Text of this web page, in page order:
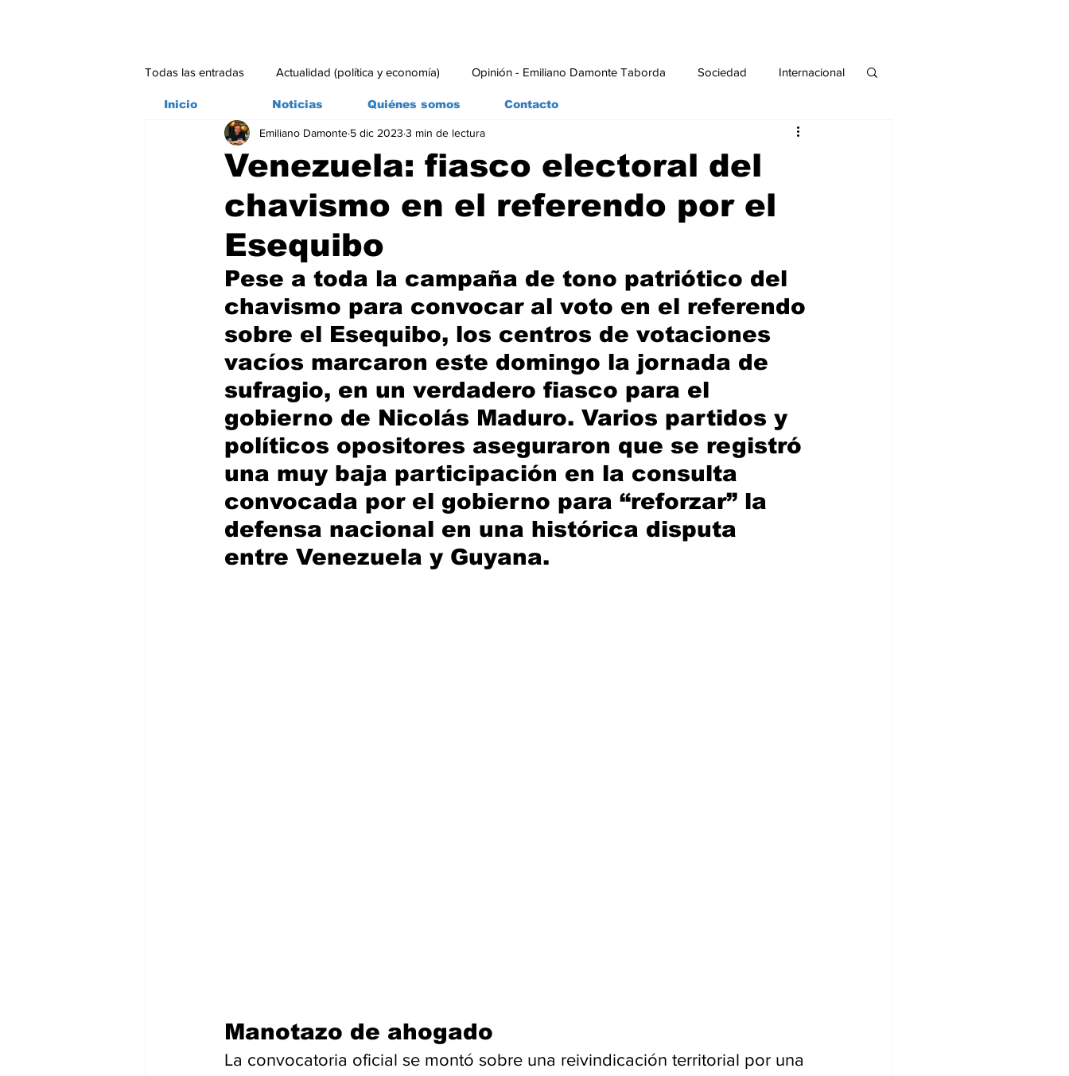
Todas las entradas Actualidad (política y economía) Opinión - Emiliano Damonte Taborda Sociedad Internacional
Ambiente Editorial Economía y Producción
Venezuela: fiasco electoral del
chavismo en el referendo por el
Esequibo
Emiliano Damonte 5 dic 2023 3 min de lectura
Pese a toda la campaña de tono patriótico del
chavismo para convocar al voto en el referendo
sobre el Esequibo, los centros de votaciones
vacíos marcaron este domingo la jornada de
sufragio, en un verdadero fiasco para el
gobierno de Nicolás Maduro. Varios partidos y
políticos opositores aseguraron que se registró
una muy baja participación en la consulta
convocada por el gobierno para “reforzar” la
defensa nacional en una histórica disputa
entre Venezuela y Guyana.
Manotazo de ahogado
La convocatoria oficial se montó sobre una reivindicación territorial por una
Inicio Noticias Quiénes somos Contacto